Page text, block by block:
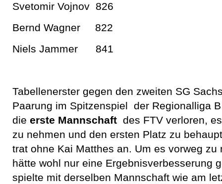
Svetomir Vojnov 826
Bernd Wagner 822
Niels Jammer 841
Tabellenerster gegen den zweiten SG
Paarung im Spitzenspiel der Regionalliga
die erste Mannschaft des FTV verloren,
zu nehmen und den ersten Platz zu
trat ohne Kai Matthes an. Um es vorweg zu
hätte wohl nur eine Ergebnisverbesserung
spielte mit derselben Mannschaft wie am